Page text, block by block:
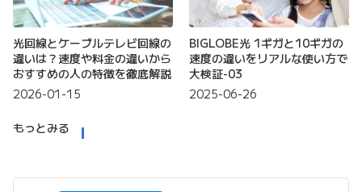
光回線とケーブルテレビ回線の
違いは？速度や料金の違いから
おすすめの人の特徴を徹底解説
2026-01-15
BIGLOBE光 1ギガと10ギガの
速度の違いをリアルな使い方で
大検証-03
2025-06-26
もっとみる